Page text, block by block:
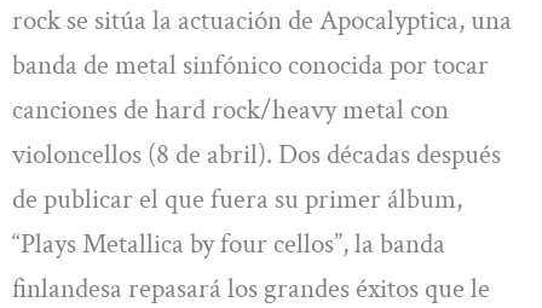
rock se sitúa la actuación de Apocalyptica, una
banda de metal sinfónico conocida por tocar
canciones de hard rock/heavy metal con
violoncellos (8 de abril). Dos décadas después
de publicar el que fuera su primer álbum,
“Plays Metallica by four cellos”, la banda
finlandesa repasará los grandes éxitos que le